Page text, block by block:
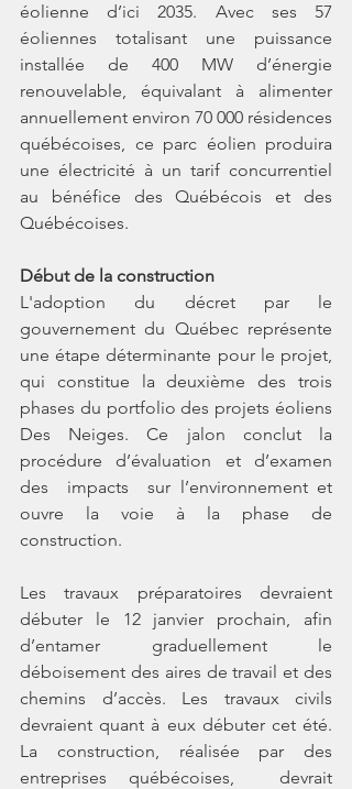
éolienne d’ici 2035. Avec ses 57
éoliennes totalisant une puissance
installée de 400 MW d’énergie
renouvelable, équivalant à alimenter
annuellement environ 70 000 résidences
québécoises, ce parc éolien produira
une électricité à un tarif concurrentiel
au bénéfice des Québécois et des
Québécoises.
Début de la construction
L'adoption du décret par le
gouvernement du Québec représente
une étape déterminante pour le projet,
qui constitue la deuxième des trois
phases du portfolio des projets éoliens
Des  Neiges.  Ce  jalon  conclut  la
procédure  d’évaluation  et  d’examen
des  impacts  sur l’environnement et
ouvre la voie à la phase de
construction.
Les  travaux  préparatoires  devraient
débuter  le  12  janvier  prochain,  afin
d’entamer graduellement le
déboisement des aires de travail et des
chemins d’accès. Les travaux civils
devraient quant à eux débuter cet été.
La construction, réalisée par des
entreprises québécoises,  devrait